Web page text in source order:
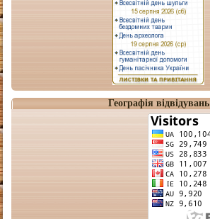
Географія відвідувань